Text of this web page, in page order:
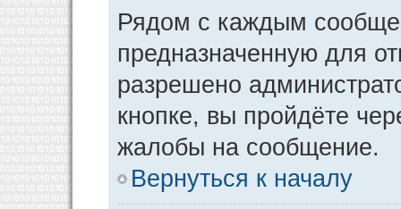
Рядом с каждым
предназначенную для
разрешено
кнопке, вы пройдёте
жалобы на сообщение.
Вернуться к началу